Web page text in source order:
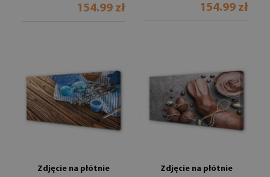
154.99 zł 154.99 zł
Zdjęcie na płótnie
Zdjęcie na płótnie